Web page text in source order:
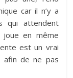
car il n’y a
qui attendent
en même
est un vrai
afin de ne pas